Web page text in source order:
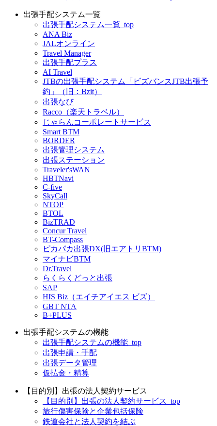
出張手配システム一覧
出張手配システム一覧_top
ANA Biz
JALオンライン
Travel Manager
出張手配プラス
AI Travel
JTBの出張手配システム「ビズバンスJTB出張予
約」（旧：Bzit）
出張なび
Racco（楽天トラベル）
じゃらんコーポレートサービス
Smart BTM
BORDER
出張管理システム
出張ステーション
Traveler'sWAN
HBTNavi
C-five
SkyCall
NTOP
BTOL
BizTRAD
Concur Travel
BT-Compass
ピカパカ出張DX(旧エアトリBTM)
マイナビBTM
Dr.Travel
らくらくどっと出張
SAP
HIS Biz（エイチアイエス ビズ）
GBT NTA
B+PLUS
出張手配システムの機能
出張手配システムの機能_top
出張申請・手配
出張データ管理
仮払金・精算
【目的別】出張の法人契約サービス
【目的別】出張の法人契約サービス_top
旅行傷害保険と企業包括保険
鉄道会社と法人契約を結ぶ